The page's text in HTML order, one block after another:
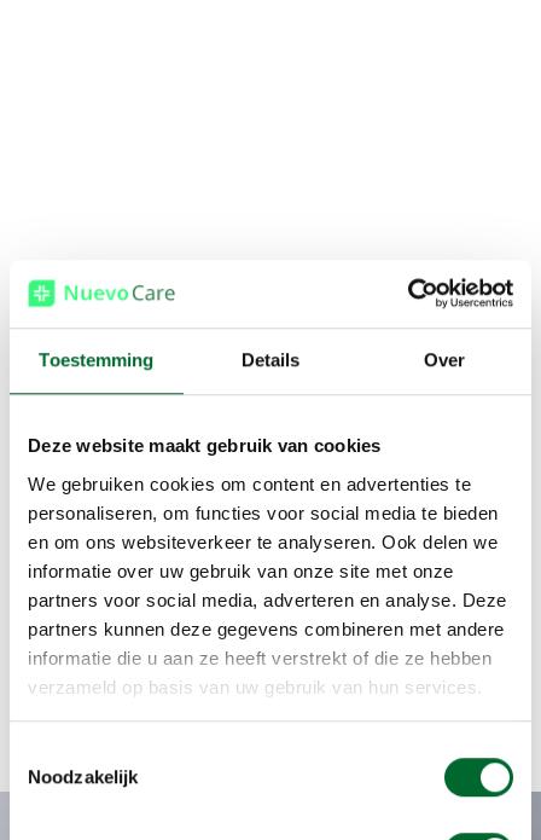
Toestemming Details Over
Deze website maakt gebruik van cookies
We gebruiken cookies om content en advertenties te
personaliseren, om functies voor social media te bieden
en om ons websiteverkeer te analyseren. Ook delen we
informatie over uw gebruik van onze site met onze
partners voor social media, adverteren en analyse. Deze
partners kunnen deze gegevens combineren met andere
informatie die u aan ze heeft verstrekt of die ze hebben
verzameld op basis van uw gebruik van hun services.
Noodzakelijk